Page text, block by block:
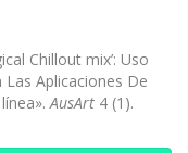
Chillout mix’: Uso
Las Aplicaciones De
AusArt 4 (1).